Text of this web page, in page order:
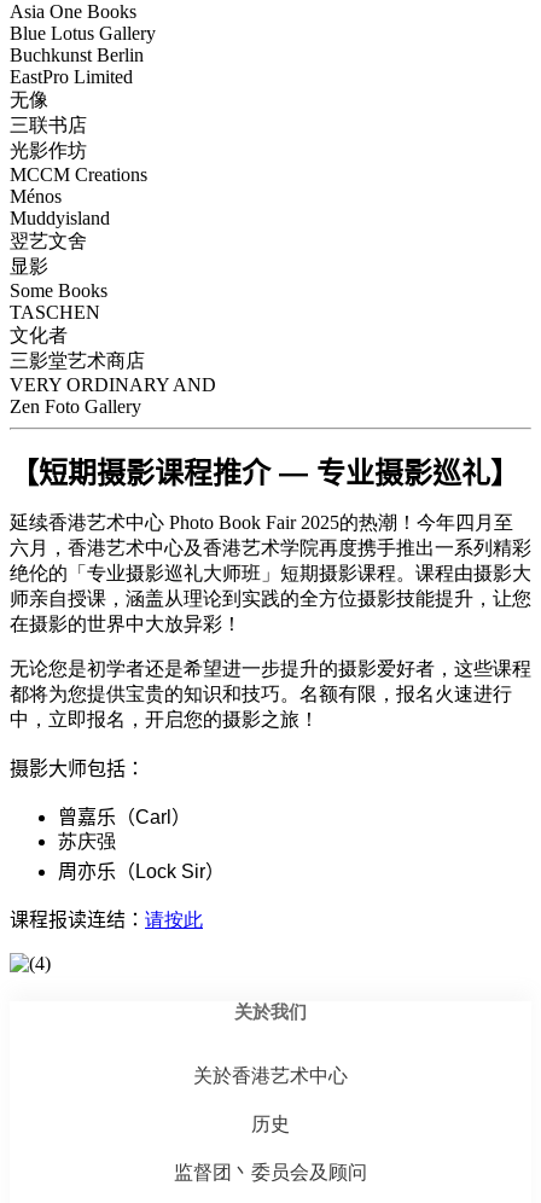
Asia One Books
Blue Lotus Gallery
Buchkunst Berlin
EastPro Limited
无像
三联书店
光影作坊
MCCM Creations
Ménos
Muddyisland
翌艺文舍
显影
Some Books
TASCHEN
文化者
三影堂艺术商店
VERY ORDINARY AND
Zen Foto Gallery
【短期摄影课程推介 — 专业摄影巡礼】
延续香港艺术中心 Photo Book Fair 2025的热潮！今年四月至
六月，香港艺术中心及香港艺术学院再度携手推出一系列精彩
绝伦的「专业摄影巡礼大师班」短期摄影课程。课程由摄影大
师亲自授课，涵盖从理论到实践的全方位摄影技能提升，让您
在摄影的世界中大放异彩！
无论您是初学者还是希望进一步提升的摄影爱好者，这些课程
都将为您提供宝贵的知识和技巧。名额有限，报名火速进行
中，立即报名，开启您的摄影之旅！
摄影大师包括：
曾嘉乐（Carl ）
苏庆强
周亦乐（ Lock Sir）
课程报读连结： 请按此
关於我们
关於香港艺术中心
历史
监督团丶委员会及顾问